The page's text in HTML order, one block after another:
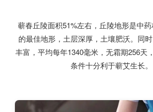
蕲春丘陵面积51%左右，丘陵地形是中
的最佳地形，土层深厚，土壤肥沃。同
丰富，平均每年1340毫米，无霜期256天
条件十分利于蕲艾生长。